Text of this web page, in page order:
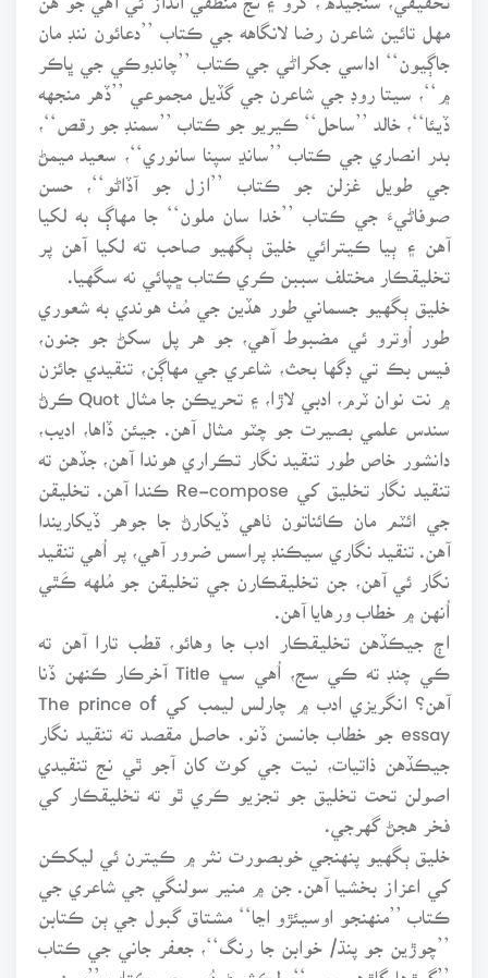
مهل تائين شاعرن رضا لانگاهه جي ڪتاب ’’دعائون ننڊ مان
جاڳيون‘‘ اداسي جکراڻي جي ڪتاب ’’چانڊوڪي جي ڀاڪر
۾‘‘، سيتا روڊ جي شاعرن جي گڏيل مجموعي ’’ڏهر منجهه
ڏيئا‘‘، خالد ’’ساحل‘‘ ڪيريو جو ڪتاب ’’سمنڊ جو رقص‘‘،
بدر انصاري جي ڪتاب ’’سانڍ سپنا سانوري‘‘، سعيد ميمڻ
جي طويل غزلن جو ڪتاب ’’ازل جو آڏاڻو‘‘، حسن
صوفاڻيءَ جي ڪتاب ’’خدا سان ملون‘‘ جا مهاڳ به لکيا
آهن ۽ ٻيا ڪيترائي خليق ٻگهيو صاحب ته لکيا آهن پر
تخليقڪار مختلف سببن ڪري ڪتاب ڇپائي نه سگهيا.
خليق ٻگهيو جسماني طور هڏين جي مُٺ هوندي به شعوري
طور اُوترو ئي مضبوط آهي، جو هر پل سکڻ جو جنون،
فيس بڪ تي ڊگها بحث، شاعري جي مهاڳن، تنقيدي جائزن
سندس علمي بصيرت جو چٽو مثال آهن. جيئن ڏاها، اديب،
دانشور خاص طور تنقيد نگار تڪراري هوندا آهن، جڏهن ته
تنقيد نگار تخليق کي Re-compose ڪندا آهن. تخليقن
جي ائٽم مان ڪائناتون ٺاهي ڏيکارڻ جا جوهر ڏيکاريندا
آهن. تنقيد نگاري سيڪنڊ پراسس ضرور آهي، پر اُهي تنقيد
نگار ئي آهن، جن تخليقڪارن جي تخليقن جو مُلهه ڪَٿي
اُنهن ۾ خطاب ورهايا آهن.
اڄ جيڪڏهن تخليقڪار ادب جا وهائو، قطب تارا آهن ته
ڪي چنڊ ته ڪي سج، اُهي سڀ Title آخرڪار ڪنهن ڏنا
آهن؟ انگريزي ادب ۾ چارلس ليمب کي The prince of
essay جو خطاب جانسن ڏنو. حاصل مقصد ته تنقيد نگار
جيڪڏهن ذاتيات، نيت جي کوٽ کان آجو ٿي نج تنقيدي
اصولن تحت تخليق جو تجزيو ڪري ٿو ته تخليقڪار کي
فخر هجڻ گهرجي.
خليق ٻگهيو پنهنجي خوبصورت نثر ۾ ڪيترن ئي ليکڪن
کي اعزاز بخشيا آهن. جن ۾ منير سولنگي جي شاعري جي
ڪتاب ’’منهنجو اوسيئڙو اڃا‘‘ مشتاق گبول جي ٻن ڪتابن
’’چوڙين جو پنڌ/ خوابن جا رنگ‘‘، جعفر جاني جي ڪتاب
’’ڳوڙها ڳاڙهو ويس‘‘، لڪشمڻ دُٻي جي ڪتاب ’’مون ۾